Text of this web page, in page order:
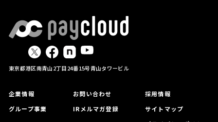
東京都港区南青山2丁目24番15号青山タワービル
企業情報
グループ事業
お問い合わせ
IRメルマガ登録
採用情報
サイトマップ